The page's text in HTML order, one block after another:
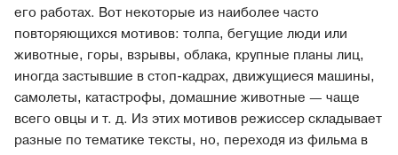
его работах. Вот некоторые из наиболее часто
повторяющихся мотивов: толпа, бегущие люди или
животные, горы, взрывы, облака, крупные планы лиц,
иногда застывшие в стоп-кадрах, движущиеся машины,
самолеты, катастрофы, домашние животные — чаще
всего овцы и т. д. Из этих мотивов режиссер складывает
разные по тематике тексты, но, переходя из фильма в